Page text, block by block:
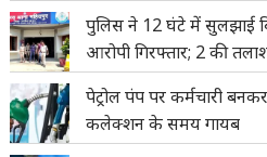
पुलिस ने 12 घंटे में सुलझाई
आरोपी गिरफ्तार; 2 की
पेट्रोल पंप पर कर्मचारी
कलेक्शन के समय गायब